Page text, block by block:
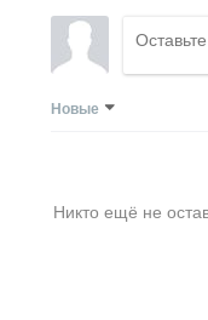
Новые
Никто ещё не